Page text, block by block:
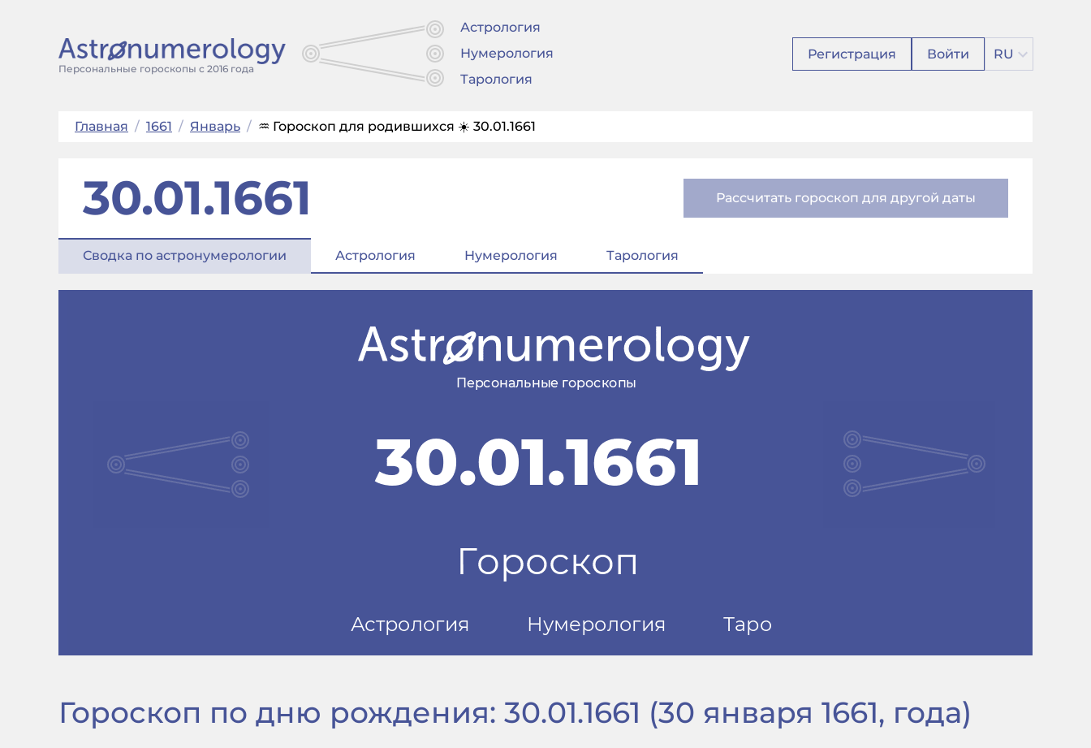
Персональные гороскопы с 2016 года
Астрология
Нумерология
Тарология
Регистрация Войти RU
Главная / 1661 / Январь / ♒ Гороскоп для родившихся ☀️ 30.01.1661
30.01.1661 Рассчитать гороскоп для другой даты
Сводка по астронумерологии Астрология Нумерология Тарология
Гороскоп по дню рождения: 30.01.1661 (30 января 1661, года)